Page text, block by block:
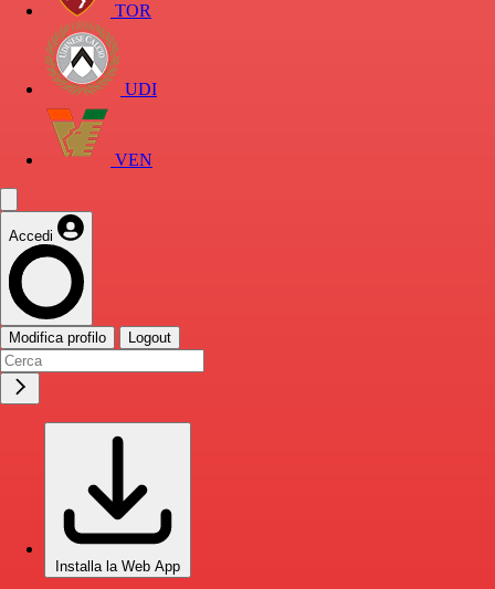
TOR
UDI
VEN
Accedi
Modifica profilo Logout
Installa la Web App